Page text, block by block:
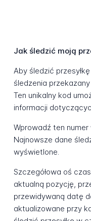
Jak śledzić moją
Aby śledzić
śledzenia
Ten unikalny kod
informacji
Wprowadź ten
Najnowsze dane
wyświetlone.
Szczegółowa oś
aktualną pozycję,
przewidywaną datę
aktualizowane przy